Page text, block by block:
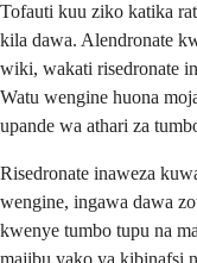
Tofauti kuu ziko katika
kila dawa. Alendronate
wiki, wakati risedronate
Watu wengine huona
upande wa athari za
Risedronate inaweza
wengine, ingawa dawa
kwenye tumbo tupu na